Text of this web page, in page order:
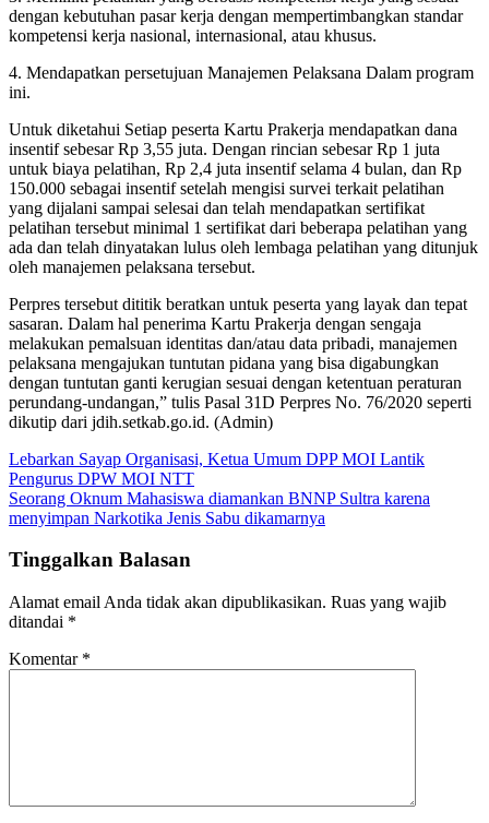
dengan kebutuhan pasar kerja dengan mempertimbangkan standar
kompetensi kerja nasional, internasional, atau khusus.
4. Mendapatkan persetujuan Manajemen Pelaksana Dalam program
ini.
Untuk diketahui Setiap peserta Kartu Prakerja mendapatkan dana
insentif sebesar Rp 3,55 juta. Dengan rincian sebesar Rp 1 juta
untuk biaya pelatihan, Rp 2,4 juta insentif selama 4 bulan, dan Rp
150.000 sebagai insentif setelah mengisi survei terkait pelatihan
yang dijalani sampai selesai dan telah mendapatkan sertifikat
pelatihan tersebut minimal 1 sertifikat dari beberapa pelatihan yang
ada dan telah dinyatakan lulus oleh lembaga pelatihan yang ditunjuk
oleh manajemen pelaksana tersebut.
Perpres tersebut dititik beratkan untuk peserta yang layak dan tepat
sasaran. Dalam hal penerima Kartu Prakerja dengan sengaja
melakukan pemalsuan identitas dan/atau data pribadi, manajemen
pelaksana mengajukan tuntutan pidana yang bisa digabungkan
dengan tuntutan ganti kerugian sesuai dengan ketentuan peraturan
perundang-undangan,” tulis Pasal 31D Perpres No. 76/2020 seperti
dikutip dari jdih.setkab.go.id. (Admin)
Navigasi
pos
Lebarkan Sayap Organisasi, Ketua Umum DPP MOI Lantik
Pengurus DPW MOI NTT
Seorang Oknum Mahasiswa diamankan BNNP Sultra karena
menyimpan Narkotika Jenis Sabu dikamarnya
Tinggalkan Balasan
Alamat email Anda tidak akan dipublikasikan. Ruas yang wajib
ditandai *
Komentar *